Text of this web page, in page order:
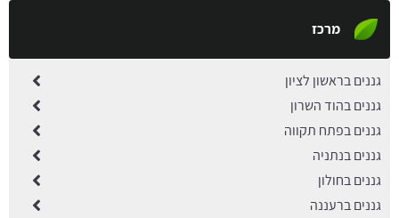
מרכז
גננים בראשון לציון
גננים בהוד השרון
גננים בפתח תקווה
גננים בנתניה
גננים בחולון
גננים ברעננה